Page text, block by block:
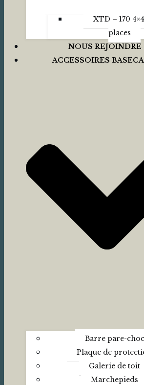
XTD – 170
places
NOUS REJOINDRE
ACCESSOIRES
Barre pare-choc
Plaque de
Galerie de toit
Marchepieds